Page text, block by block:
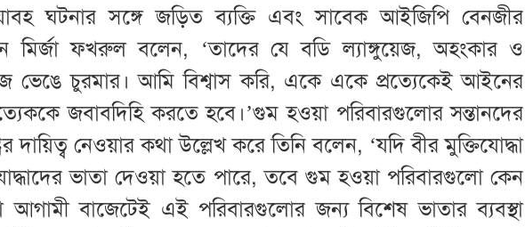
ঘটনার সঙ্গে জড়িত ব্যক্তি এবং সাবেক আইজিপি বেনজীর
মির্জা ফখরুল বলেন, ‘তাদের যে বডি ল্যাঙ্গুয়েজ, অহংকার ও
ভেঙে চুরমার। আমি বিশ্বাস করি, একে একে প্রত্যেকেই আইনের
জবাবদিহি করতে হবে।’গুম হওয়া পরিবারগুলোর সন্তানদের
দায়িত্ব নেওয়ার কথা উল্লেখ করে তিনি বলেন, ‘যদি বীর মুক্তিযোদ্ধা
ভাতা দেওয়া হতে পারে, তবে গুম হওয়া পরিবারগুলো কেন
বাজেটেই এই পরিবারগুলোর জন্য বিশেষ ভাতার ব্যবস্থা